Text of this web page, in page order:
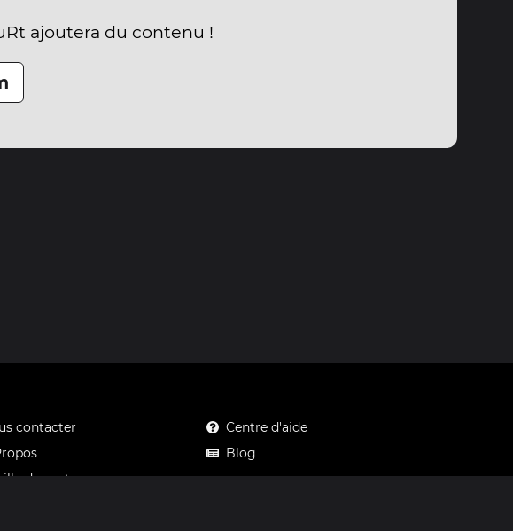
ajoutera du contenu !
contacter
de route
Centre d'aide
Blog